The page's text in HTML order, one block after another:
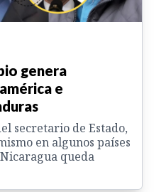
genera
e
secretario de Estado,
en algunos países
queda